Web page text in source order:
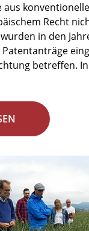
aus
Recht
in den
Patentanträge
betreffen.